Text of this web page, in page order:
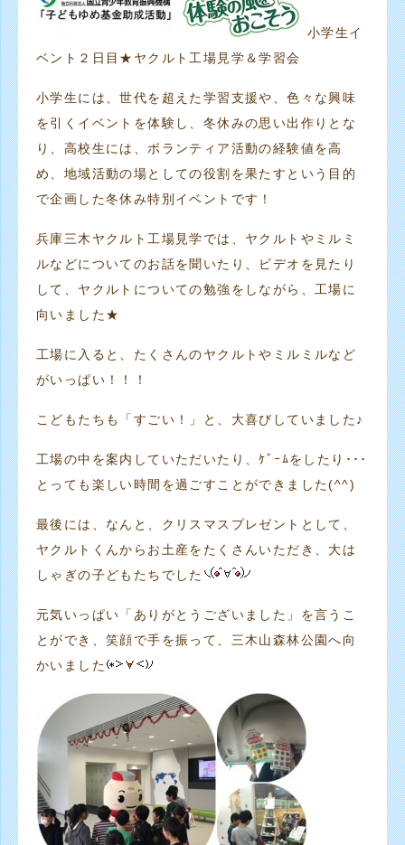
小学生イ
ベント２日目★ヤクルト工場見学＆学習会
小学生には、世代を超えた学習支援や、色々な興味
を引くイベントを体験し、冬休みの思い出作りとな
り、高校生には、ボランティア活動の経験値を高
め、地域活動の場としての役割を果たすという目的
で企画した冬休み特別イベントです！
兵庫三木ヤクルト工場見学では、ヤクルトやミルミ
ルなどについてのお話を聞いたり、ビデオを見たり
して、ヤクルトについての勉強をしながら、工場に
向いました★
工場に入ると、たくさんのヤクルトやミルミルなど
がいっぱい！！！
こどもたちも「すごい！」と、大喜びしていました♪
工場の中を案内していただいたり、ｹﾞｰﾑをしたり･･･
とっても楽しい時間を過ごすことができました(^^)
最後には、なんと、クリスマスプレゼントとして、
ヤクルトくんからお土産をたくさんいただき、大は
しゃぎの子どもたちでした
元気いっぱい「ありがとうございました」を言うこ
とができ、笑顔で手を振って、三木山森林公園へ向
かいました